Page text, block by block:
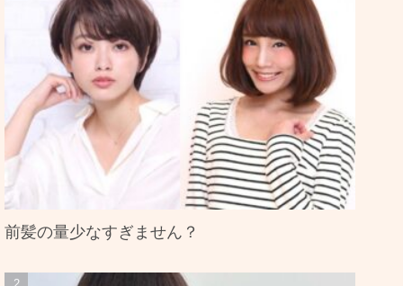
前髪の量少なすぎません？